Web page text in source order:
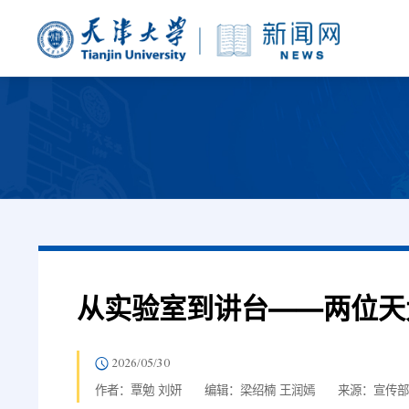
从实验室到讲台——两位天
2026/05/30
作者：覃勉 刘妍 编辑：梁绍楠 王润嫣 来源：宣传